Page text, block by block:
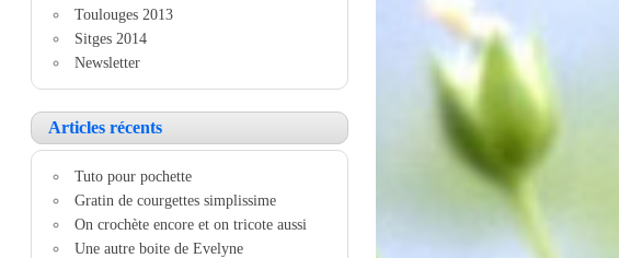
Toulouges 2013
Sitges 2014
Newsletter
Articles récents
Tuto pour pochette
Gratin de courgettes simplissime
On crochète encore et on tricote aussi
Une autre boite de Evelyne